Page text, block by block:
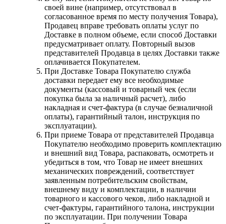
своей вине (например, отсутствовал в
согласованное время по месту получения Товара),
Продавец вправе требовать оплаты услуг по
Доставке в полном объеме, если способ Доставки
предусматривает оплату. Повторный вызов
представителей Продавца в целях Доставки также
оплачивается Покупателем.
При Доставке Товара Покупателю служба
доставки передает ему все необходимые
документы (кассовый и товарный чек (если
покупка была за наличный расчет), либо
накладная и счет-фактура (в случае безналичной
оплаты), гарантийный талон, инструкция по
эксплуатации).
При приеме Товара от представителей Продавца
Покупателю необходимо проверить комплектацию
и внешний вид Товара, распаковать, осмотреть и
убедиться в том, что Товар не имеет внешних
механических повреждений, соответствует
заявленным потребительским свойствам,
внешнему виду и комплектации, в наличии
товарного и кассового чеков, либо накладной и
счет-фактуры, гарантийного талона, инструкции
по эксплуатации. При получении Товара